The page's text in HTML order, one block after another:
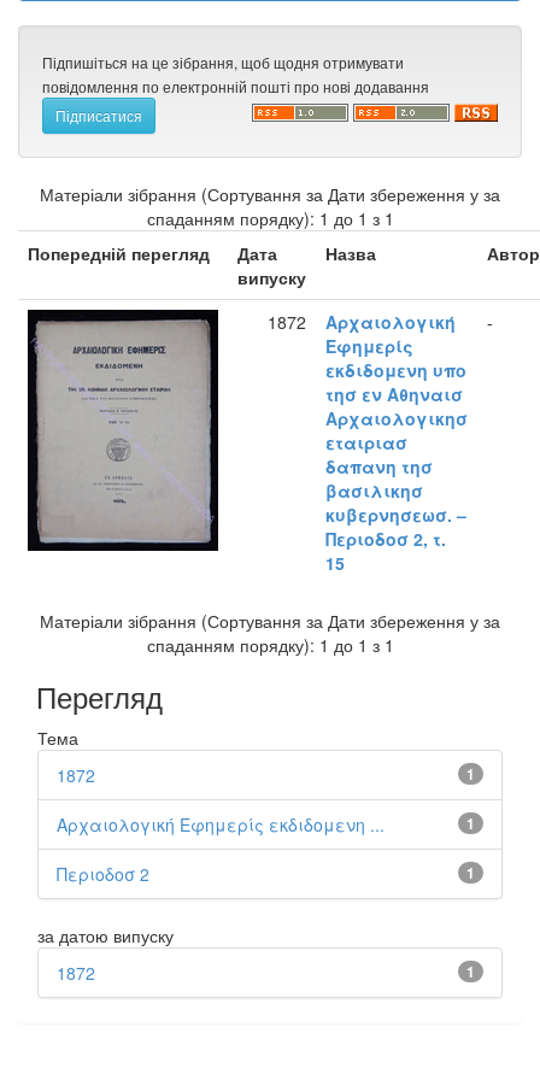
Підпишіться на це зібрання, щоб щодня отримувати
повідомлення по електронній пошті про нові додавання
Матеріали зібрання (Сортування за Дати збереження у за
спаданням порядку): 1 до 1 з 1
Попередній перегляд
Дата
випуску
Назва
1872
Αρχαιολογική
Εφημερίς
εκδιδομενη υπο
τησ εν Αθηναισ
Αρχαιολογικησ
εταιριασ
δαπανη τησ
βασιλικησ
κυβερνησεωσ. –
Περιοδοσ 2, τ.
15
-
Матеріали зібрання (Сортування за Дати збереження у за
спаданням порядку): 1 до 1 з 1
Перегляд
Тема
1
1872
1
Αρχαιολογική Εφημερίς εκδιδομενη ...
1
Περιοδοσ 2
за датою випуску
1
1872